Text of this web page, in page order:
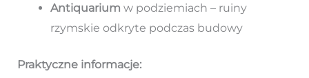
Antiquarium w podziemiach – ruiny
rzymskie odkryte podczas budowy
Praktyczne informacje: